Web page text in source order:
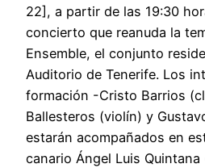
22], a partir de las 19:30
concierto que reanuda la
Ensemble, el conjunto
Auditorio de Tenerife. Los
formación -Cristo Barrios
Ballesteros (violín) y
estarán acompañados en
canario Ángel Luis